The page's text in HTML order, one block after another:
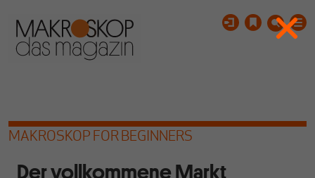
MAKROSKOP FOR BEGINNERS
Der vollkommene Markt